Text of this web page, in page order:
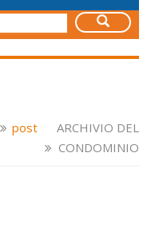
post
ARCHIVIO DEL
CONDOMINIO